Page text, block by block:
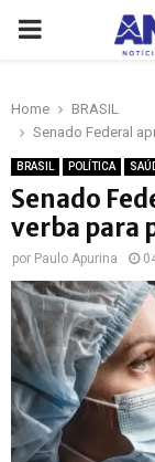
PRIMARY
Home
BRASIL
Senado Federal
BRASIL POLÍTICA
Senado
verba para
por Paulo Apurina